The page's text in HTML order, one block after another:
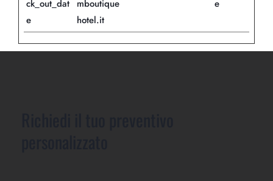
ck_out_dat
e
mboutique
hotel.it
e